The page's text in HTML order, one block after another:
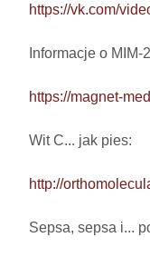
https://vk.com/
Informacje o MIM-2
https://magnet-
Wit C... jak pies:
http://
Sepsa, sepsa i...